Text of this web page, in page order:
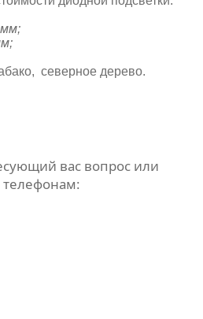
северное дерево.
вас вопрос или
телефонам: